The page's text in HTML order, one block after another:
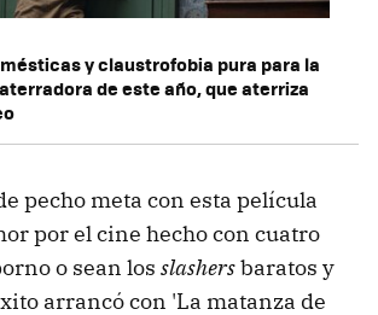
y claustrofobia pura para la
de este año, que aterriza
pecho meta con esta película
por el cine hecho con cuatro
o sean los slashersbaratos y
arrancó con 'La matanza de